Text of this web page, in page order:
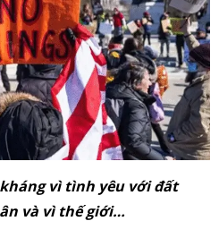
kháng vì tình yêu với đất
và vì thế giới…